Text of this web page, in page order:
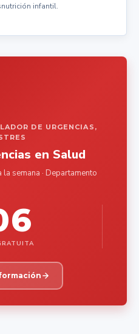
infantil.
DE URGENCIAS,
en Salud
semana · Departamento